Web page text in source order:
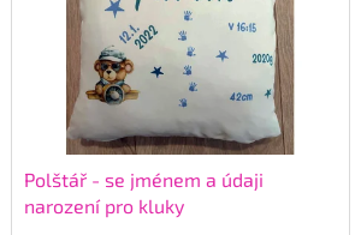
Polštář - se jménem a údaji
narození pro kluky